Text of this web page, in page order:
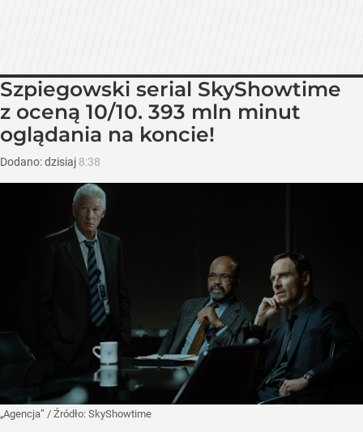
Szpiegowski serial SkyShowtime
z oceną 10/10. 393 mln minut
oglądania na koncie!
Dodano:dzisiaj 8:38
„Agencja” / Źródło: SkyShowtime